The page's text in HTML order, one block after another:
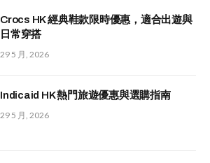
Crocs HK 經典鞋款限時優惠，適合出遊與
日常穿搭
29 5 月, 2026
Indicaid HK 熱門旅遊優惠與選購指南
29 5 月, 2026